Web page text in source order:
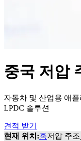
중국 저압
자동차 및 산업용 애
LPDC 솔루션
견적 받기
현재 위치:홈저압 주